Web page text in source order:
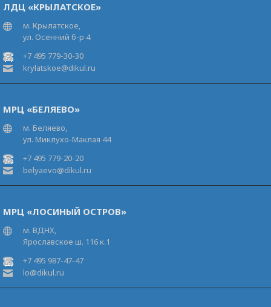
ЛДЦ «КРЫЛАТСКОЕ»
м. Крылатское,
ул. Осенний б-р 4
+7 495 779-30-30
krylatskoe@dikul.ru
МРЦ «БЕЛЯЕВО»
м. Беляево,
ул. Миклухо-Маклая 44
+7 495 779-20-20
belyaevo@dikul.ru
МРЦ «ЛОСИНЫЙ ОСТРОВ»
м. ВДНХ,
Ярославское ш. 116 к.1
+7 495 987-47-47
lo@dikul.ru